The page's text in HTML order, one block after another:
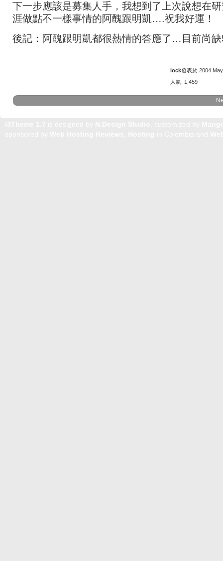
下一步應該是募集人手，我想到了上次說想在
涯做點不一樣事情的阿醜跟明凱….祝我好運！
後記：阿醜跟明凱都很熱情的答應了…目前尚
lock發表於 2004
人氣: 1,459